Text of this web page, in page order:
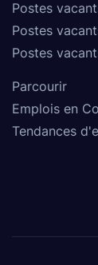
Postes
Postes
Postes
Parcourir
Emplois en
Tendances